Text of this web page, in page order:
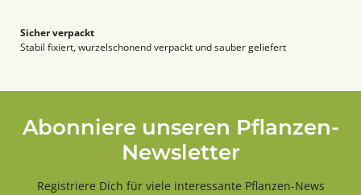
Sicher verpackt
Stabil fixiert, wurzelschonend verpackt und sauber geliefert
Abonniere unseren Pflanzen-
Newsletter
Registriere Dich für viele interessante Pflanzen-News